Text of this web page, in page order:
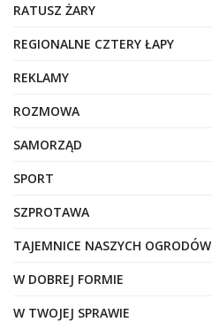
RATUSZ ŻARY
REGIONALNE CZTERY ŁAPY
REKLAMY
ROZMOWA
SAMORZĄD
SPORT
SZPROTAWA
TAJEMNICE NASZYCH OGRODÓW
W DOBREJ FORMIE
W TWOJEJ SPRAWIE